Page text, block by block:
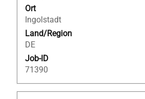
Ort
Ingolstadt
Land/Region
DE
Job-ID
71390